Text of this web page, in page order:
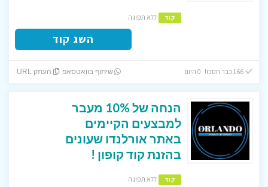
קוד ללא תפוגה
השג קוד
166 כבר חסכו! 0 היום שיתוף בוואטסאפ העתק URL
הנחה של 10% מעבר
למבצעים הקיימים
באתר אורלנדו שעונים
בהזנת קוד קופון !
קוד ללא תפוגה